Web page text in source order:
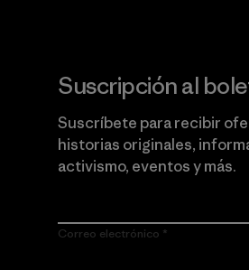
Suscripción al
Suscríbete para recibir
historias originales,
activismo, eventos y más.
Correo electrónico